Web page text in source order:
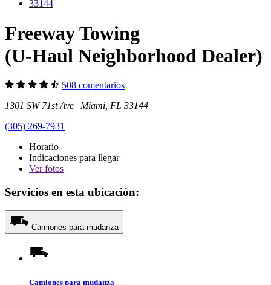
33144
Freeway Towing
(U-Haul Neighborhood Dealer)
508 comentarios
1301 SW 71st Ave Miami, FL 33144
(305) 269-7931
Horario
Indicaciones para llegar
Verfotos
Servicios en esta ubicación:
Camiones para mudanza
Camiones para mudanza